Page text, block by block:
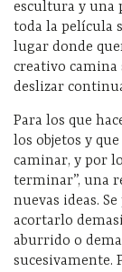
escultura y una
toda la película
lugar donde
creativo camina
deslizar
Para los que
los objetos y
caminar, y por
terminar”, una
nuevas ideas.
acortarlo
aburrido o
sucesivamente.